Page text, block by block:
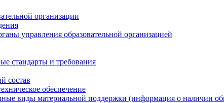
организации
управления образовательной организацией
стандарты и требования
состав
обеспечение
виды материальной поддержки (информация о наличии